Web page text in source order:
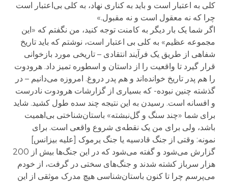
کلی به اعتبار است و باید به کناری نهاد، به کلی بی‌اعتبار است
چرا که نه معقول است و نه مقبول.»
اگر شما یک بار دیگر به کامنت توجه کنید، من نگفتم که «این
مجموعه عظیم» به کلی بی اعتبار است، نوشتم که باید تاریخ
شفاهی از طریق یک فرآیند انتقادی – تاریخی مورد بازخوانی
قرار گیرد تا واقعیت را از داستان و اسطوره تمیز داد. هرودوت
را هم پدر تاریخ خوانده‌اند و هم پدر دروغ. امروزه می‌دانیم – در
گذشته چنین نبوده- که بسیاری از گزارشات هرودوت نادرست
و افسانه است. رسیدن به این نتیجه چند سده طول کشید. شاید
برای شما «چند سنگ و گل‌نبشته» باستان‌شناختی بی‌اهمیت
باشد، ولی برای من یک نقطه‌ی شروع واقعی است. برای
نمونه: وقتی از جنگ قادسیه یا جنگ یرموک [علیه بیزانس]
گزارش می‌شود و گفته می‌شود که در این جنگ‌ها بیش از 200
هزار سرباز کشته شدند و جنگ‌های سختی در گرفت، از خودم
می‌پرسم چرا تا کنون باستان‌شناسی هیچ مدرک موثقی از این